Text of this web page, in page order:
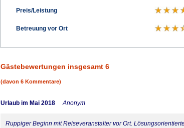
Preis/Leistung
Betreuung vor Ort
Gästebewertungen insgesamt 6
(davon 6 Kommentare)
Urlaub im Mai 2018 Anonym
Ruppiger Beginn mit Reiseveranstalter vor Ort.